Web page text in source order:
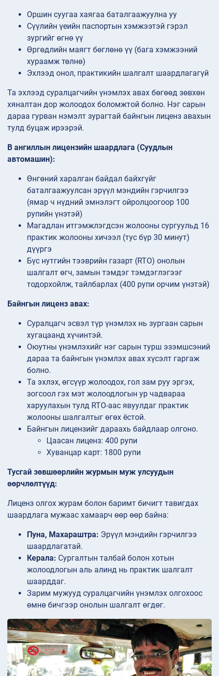
Оршин суугаа хаягаа баталгаажуулна уу
Сүүлийн үеийн паспортын хэмжээтэй гэрэл
зургийг өгнө үү
Өргөдлийн маягт бөглөнө үү (бага хэмжээний
хураамж төлнө)
Эхлээд онол, практикийн шалгалт шаардлагагүй
Та эхлээд суралцагчийн үнэмлэх авах бөгөөд зөвхөн
хяналтан дор жолоодох боломжтой болно. Нэг сарын
дараа гурван нэмэлт зурагтай байнгын лиценз авахын
тулд буцаж ирээрэй.
В ангиллын лицензийн шаардлага (Суудлын
автомашин):
Өнгөний харалган байдал байхгүйг
баталгаажуулсан эрүүл мэндийн гэрчилгээ
(ямар ч нүдний эмнэлэгт ойролцоогоор 100
рупийн үнэтэй)
Магадлан итгэмжлэгдсэн жолооны сургуульд 16
практик жолооны хичээл (тус бүр 30 минут)
дүүргэ
Бүс нутгийн тээврийн газарт (RTO) онолын
шалгалт өгч, замын тэмдэг тэмдэглэгээг
тодорхойлж, тайлбарлах (400 рупи орчим үнэтэй)
Байнгын лиценз авах:
Суралцагч эсвэл түр үнэмлэх нь зургаан сарын
хугацаанд хүчинтэй.
Оюутны үнэмлэхийг нэг сарын турш эзэмшсэний
дараа та байнгын үнэмлэх авах хүсэлт гаргаж
болно.
Та эхлэх, өгсүүр жолоодох, гол зам руу эргэх,
зогсоол гэх мэт жолоодлогын ур чадвараа
харуулахын тулд RTO-аас явуулдаг практик
жолооны шалгалтыг өгөх ёстой.
Байнгын лицензийг дараахь байдлаар олгоно.
Цаасан лиценз: 400 рупи
Хуванцар карт: 1800 рупи
Тусгай зөвшөөрлийн журмын муж улсуудын
өөрчлөлтүүд:
Лиценз олгох журам болон баримт бичигт тавигдах
шаардлага мужаас хамаарч өөр өөр байна:
Пуна, Махараштра: Эрүүл мэндийн гэрчилгээ
шаардлагатай.
Керала: Сургалтын талбай болон хотын
жолоодлогын аль алинд нь практик шалгалт
шаарддаг.
Зарим мужууд суралцагчийн үнэмлэх олгохоос
өмнө бичгээр онолын шалгалт өгдөг.